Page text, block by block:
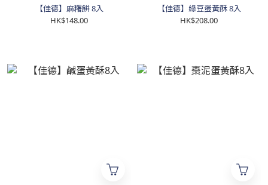
【佳德】麻糬餅 8入
HK$148.00
【佳德】綠豆蛋黃酥 8入
HK$208.00